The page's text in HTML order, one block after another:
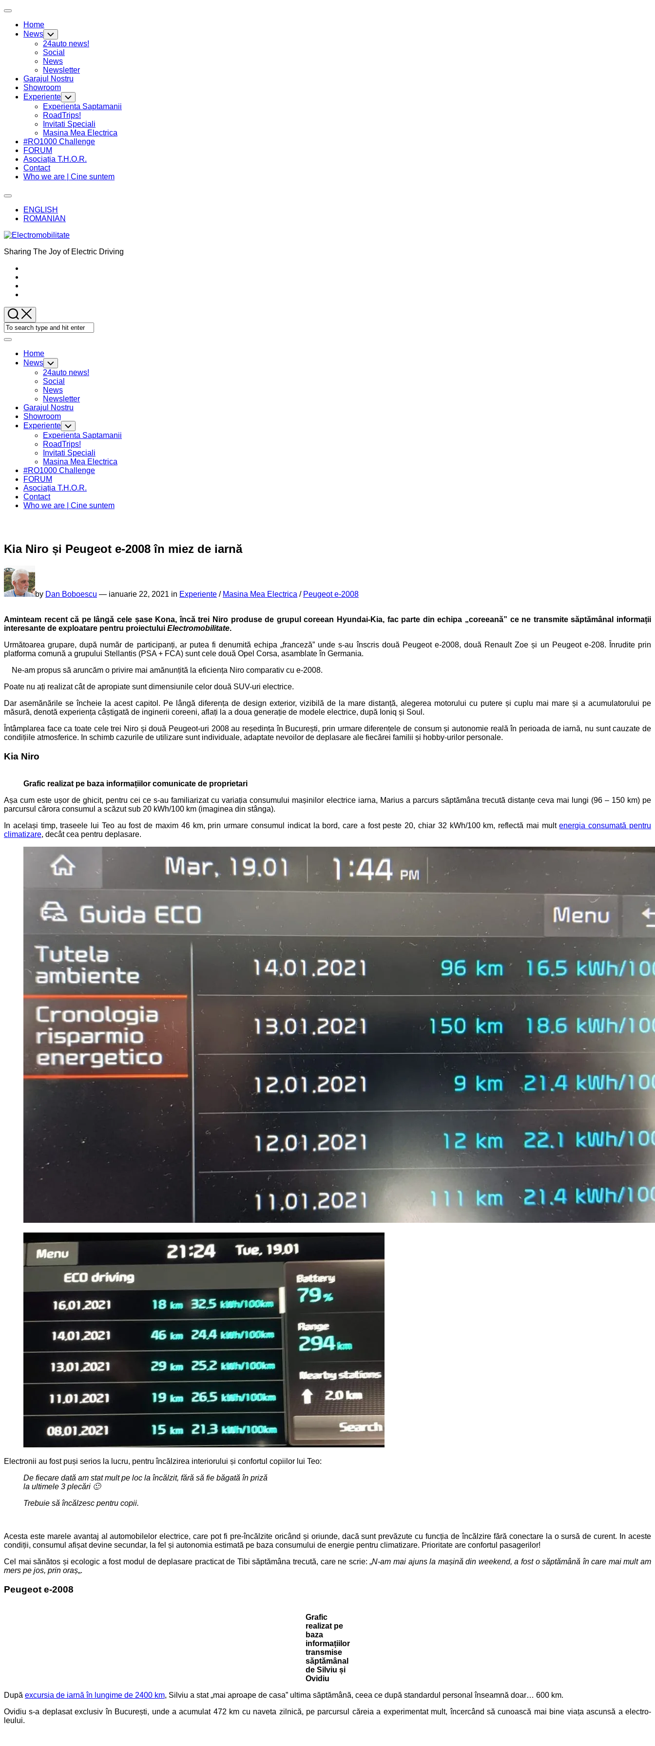
Skip
content
Expand
Home
News Toggle
Child
Menu
24auto news!
Social
News
Newsletter
Garajul Nostru
Showroom
Current
Page
Parent
Experiente Toggle
Child
Menu
Experienta Saptamanii
RoadTrips!
Invitati Speciali
Current
Page
Parent
Masina Mea Electrica
#RO1000 Challenge
FORUM
Asociația T.H.O.R.
Contact
Who we are | Cine suntem
Expand
ENGLISH
ROMANIAN
Sharing The Joy of Electric Driving
Expand
Home
News Toggle
Child
Menu
24auto news!
Social
News
Newsletter
Garajul Nostru
Showroom
Current
Page
Parent
Experiente Toggle
Child
Menu
Experienta Saptamanii
RoadTrips!
Invitati Speciali
Current
Page
Parent
Masina Mea Electrica
#RO1000 Challenge
FORUM
Asociația T.H.O.R.
Contact
Who we are | Cine suntem
Kia Niro și Peugeot e-2008 în miez de iarnă
by Dan Boboescu — ianuarie 22, 2021 in Experiente / Masina Mea Electrica / Peugeot e-2008
Aminteam recent că pe lângă cele șase Kona, încă trei Niro produse de grupul coreean Hyundai-Kia, fac parte din echipa „coreeană” ce ne transmite săptămânal informații
interesante de exploatare pentru proiectului Electromobilitate.
Următoarea grupare, după număr de participanți, ar putea fi denumită echipa „franceză” unde s-au înscris două Peugeot e-2008, două Renault Zoe și un Peugeot e-208. Înrudite prin
platforma comună a grupului Stellantis (PSA + FCA) sunt cele două Opel Corsa, asamblate în Germania.
Ne-am propus să aruncăm o privire mai amănunțită la eficiența Niro comparativ cu e-2008.
Poate nu ați realizat cât de apropiate sunt dimensiunile celor două SUV-uri electrice.
Dar asemănările se încheie la acest capitol. Pe lângă diferența de design exterior, vizibilă de la mare distanță, alegerea motorului cu putere și cuplu mai mare și a acumulatorului pe
măsură, denotă experiența câștigată de inginerii coreeni, aflați la a doua generație de modele electrice, după Ioniq și Soul.
Întâmplarea face ca toate cele trei Niro și două Peugeot-uri 2008 au reședința în București, prin urmare diferențele de consum și autonomie reală în perioada de iarnă, nu sunt cauzate de
condițiile atmosferice. In schimb cazurile de utilizare sunt individuale, adaptate nevoilor de deplasare ale fiecărei familii și hobby-urilor personale.
Kia Niro
Grafic realizat pe baza informațiilor comunicate de proprietari
Așa cum este ușor de ghicit, pentru cei ce s-au familiarizat cu variația consumului mașinilor electrice iarna, Marius a parcurs săptămâna trecută distanțe ceva mai lungi (96 – 150 km) pe
parcursul cărora consumul a scăzut sub 20 kWh/100 km (imaginea din stânga).
In același timp, traseele lui Teo au fost de maxim 46 km, prin urmare consumul indicat la bord, care a fost peste 20, chiar 32 kWh/100 km, reflectă mai multenergia consumată pentru
climatizare, decât cea pentru deplasare.
Electronii au fost puși serios la lucru, pentru încălzirea interiorului și confortul copiilor lui Teo:
De fiecare dată am stat mult pe loc la încălzit, fără să fie băgată în priză
la ultimele 3 plecări 🙂
Trebuie să încălzesc pentru copii.
Acesta este marele avantaj al automobilelor electrice, care pot fi pre-încălzite oricând și oriunde, dacă sunt prevăzute cu funcția de încălzire fără conectare la o sursă de curent. In aceste
condiții, consumul afișat devine secundar, la fel și autonomia estimată pe baza consumului de energie pentru climatizare. Prioritate are confortul pasagerilor!
Cel mai sănătos și ecologic a fost modul de deplasare practicat de Tibi săptămâna trecută, care ne scrie: „N-am mai ajuns la mașină din weekend, a fost o săptămână în care mai mult am
mers pe jos, prin oraș„.
Peugeot e-2008
Grafic
realizat pe
baza
informațiilor
transmise
săptămânal
de Silviu și
Ovidiu
După excursia de iarnă în lungime de 2400 km, Silviu a stat „mai aproape de casa” ultima săptămână, ceea ce după standardul personal înseamnă doar… 600 km.
Ovidiu s-a deplasat exclusiv în București, unde a acumulat 472 km cu naveta zilnică, pe parcursul căreia a experimentat mult, încercând să cunoască mai bine viața ascunsă a electro-
leului.